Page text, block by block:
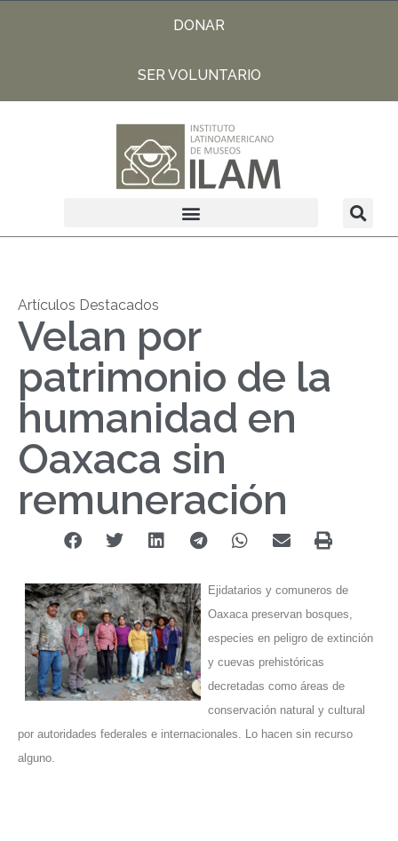
DONAR
SER VOLUNTARIO
Artículos Destacados
Velan por
patrimonio de la
humanidad en
Oaxaca sin
remuneración
Ejidatarios y comuneros de
Oaxaca preservan bosques,
especies en peligro de extinción
y cuevas prehistóricas
decretadas como áreas de
conservación natural y cultural
por autoridades federales e internacionales. Lo hacen sin recurso
alguno.